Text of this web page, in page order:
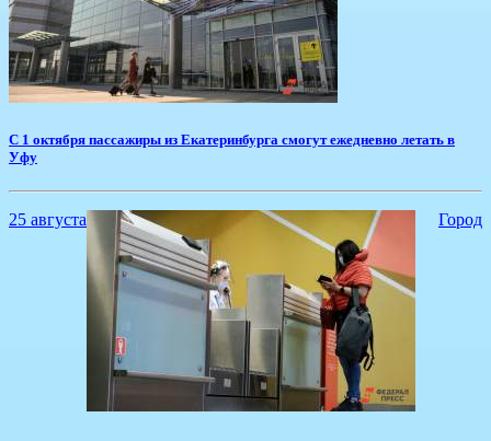
С 1 октября пассажиры из Екатеринбурга смогут ежедневно летать в
Уфу
25 августа Город